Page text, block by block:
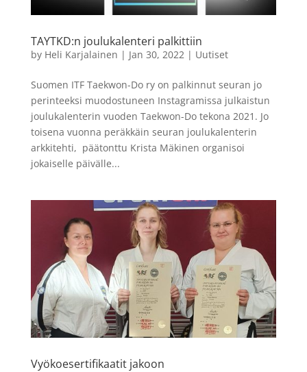
TAYTKD:n joulukalenteri palkittiin
by Heli Karjalainen | Jan 30, 2022 | Uutiset
Suomen ITF Taekwon-Do ry on palkinnut seuran jo
perinteeksi muodostuneen Instagramissa julkaistun
joulukalenterin vuoden Taekwon-Do tekona 2021. Jo
toisena vuonna peräkkäin seuran joulukalenterin
arkkitehti, päätonttu Krista Mäkinen organisoi
jokaiselle päivälle...
Vyökoesertifikaatit jakoon